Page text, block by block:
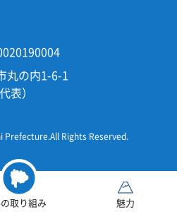
取り組み 魅力
の内1-6-1
表）
Prefecture.All Rights Reserved.